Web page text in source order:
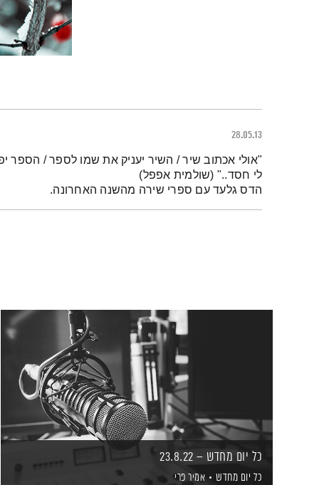
28.05.13
תמצית הפודקאסט
"אולי אכתוב שיר / השיר יעניק את שמו לספר / הספר
לי חסד.." (שולמית אפפל)
הדס גלעד עם ספרי שירה מהשנה האחרונה.
כל יום מחדש – 23.8.22
כל יום מחדש אמיר פרי